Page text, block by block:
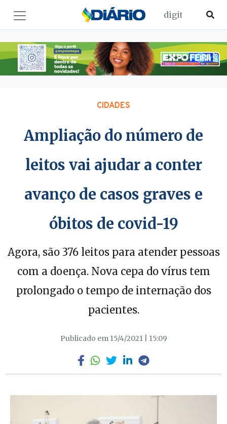
CIDADES
Ampliação do número de
leitos vai ajudar a conter
avanço de casos graves e
óbitos de covid-19
Agora, são 376 leitos para atender pessoas
com a doença. Nova cepa do vírus tem
prolongado o tempo de internação dos
pacientes.
Publicado em 15/4/2021 | 15:09